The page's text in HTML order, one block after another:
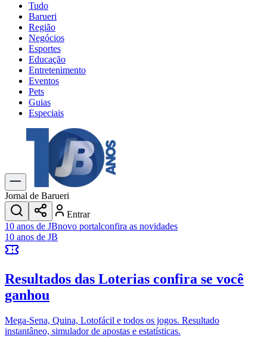
Tudo
Barueri
Região
Negócios
Esportes
Educação
Entretenimento
Eventos
Pets
Guias
Especiais
Explore Tudo
Últimas Notícias
Previsão do Tempo
Trânsito e Rotas
Dia a Dia & Lazer
Transportes
Gastronomia
Cinema & Shows
JogosNovo
Anuncie no Portal
Cadastrar Empresa
Divulgar Vagas
Política
Jornal de Barueri
Entrar
10 anos de JBnovo portalconfira as novidades
10 anos de JB
Resultados das Loterias confira se você
ganhou
Mega-Sena, Quina, Lotofácil e todos os jogos. Resultado
instantâneo, simulador de apostas e estatísticas.